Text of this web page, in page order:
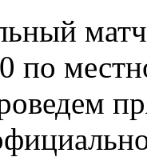
по